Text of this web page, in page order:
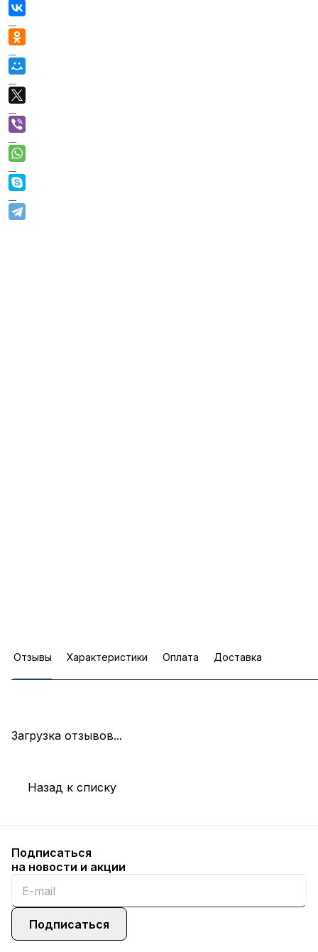
Отзывы Характеристики Оплата Доставка
Загрузка отзывов...
Назад к списку
Подписаться
на новости и акции
Подписаться